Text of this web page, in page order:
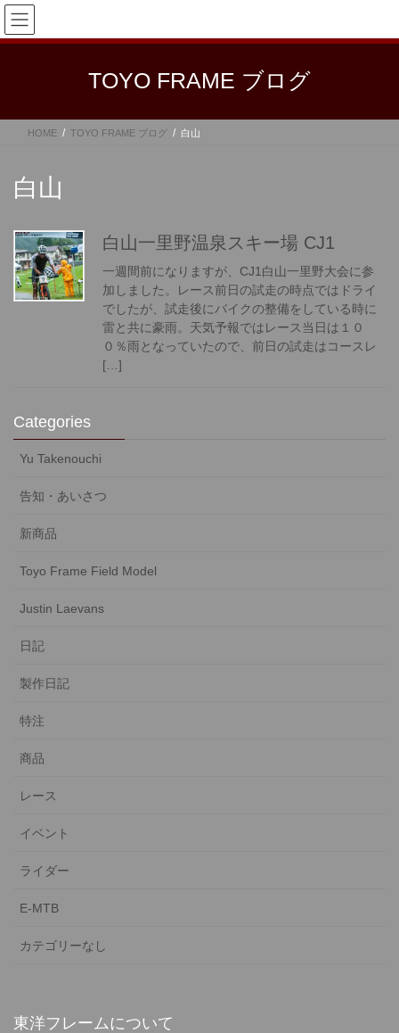
コ
ン
テ
ス
ナ
ビ
ゲ
ン
TOYO FRAME ブログ
HOME TOYO FRAME ブログ 白山
白山
白山一里野温泉スキー場 CJ1
一週間前になりますが、CJ1白山一里野大会に参
加しました。レース前日の試走の時点ではドライ
でしたが、試走後にバイクの整備をしている時に
雷と共に豪雨。天気予報ではレース当日は１０
０％雨となっていたので、前日の試走はコースレ
[…]
Categories
Yu Takenouchi
告知・あいさつ
新商品
Toyo Frame Field Model
Justin Laevans
日記
製作日記
特注
商品
レース
イベント
ライダー
E-MTB
カテゴリーなし
東洋フレームについて